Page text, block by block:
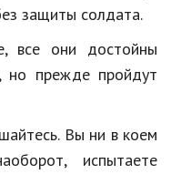
защиты солдата.
все они достойны
но прежде пройдут
Вы ни в коем
испытаете